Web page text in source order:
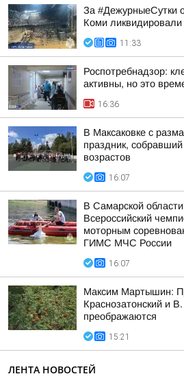
За #ДежурныеСутки
Коми ликвидировали
11:33
Роспотребнадзор:
активны, но это
16:36
В Максаковке с
праздник,
возрастов
16:07
В Самарской
Всероссийский
моторным
ГИМС МЧС России
16:07
Максим Мартышин:
Краснозатонский и
преображаются
15:21
ЛЕНТА НОВОСТЕЙ